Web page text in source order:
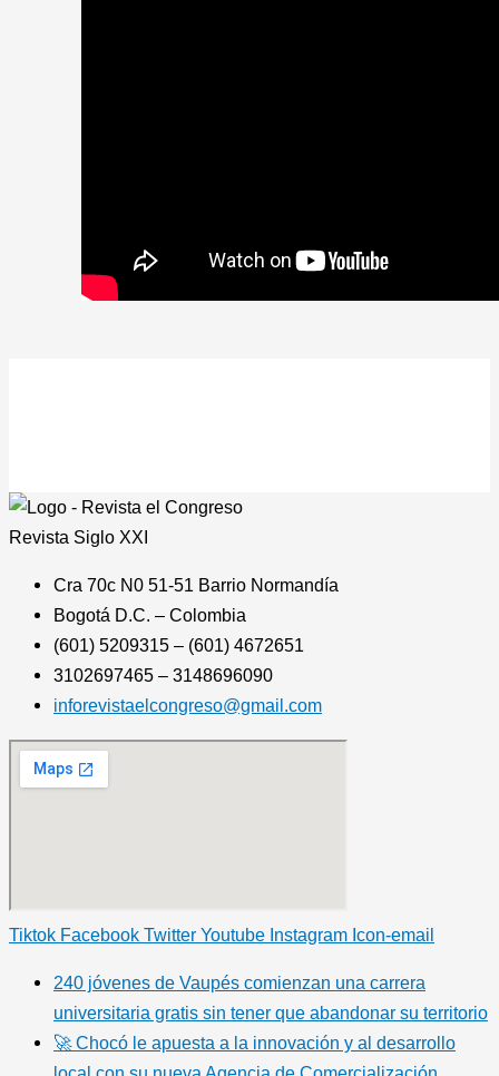
Revista Siglo XXI
Cra 70c N0 51-51 Barrio Normandía
Bogotá D.C. – Colombia
(601) 5209315 – (601) 4672651
3102697465 – 3148696090
inforevistaelcongreso@gmail.com
Tiktok Facebook Twitter Youtube Instagram Icon-email
240 jóvenes de Vaupés comienzan una carrera
universitaria gratis sin tener que abandonar su territorio
🚀 Chocó le apuesta a la innovación y al desarrollo